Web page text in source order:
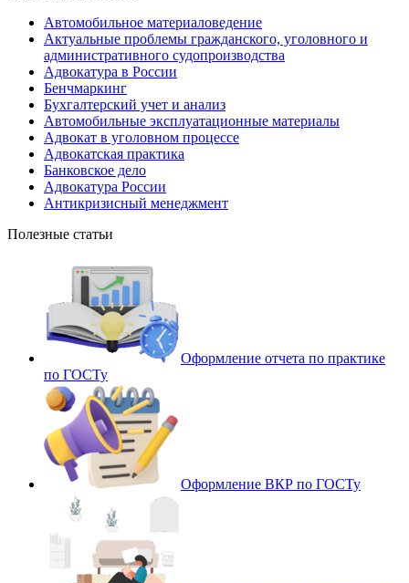
Автомобильное материаловедение
Актуальные проблемы гражданского, уголовного и
административного судопроизводства
Адвокатура в России
Бенчмаркинг
Бухгалтерский учет и анализ
Автомобильные эксплуатационные материалы
Адвокат в уголовном процессе
Адвокатская практика
Банковское дело
Адвокатура России
Антикризисный менеджмент
Полезные статьи
Оформление отчета по практике
по ГОСТу
Оформление ВКР по ГОСТу